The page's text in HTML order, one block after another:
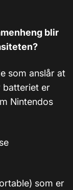
blir
som anslår at
batteriet er
Nintendos
som er